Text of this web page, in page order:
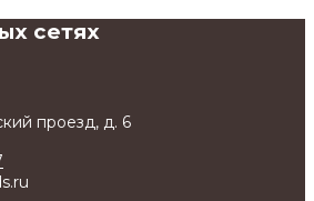
сетях
проезд, д. 6